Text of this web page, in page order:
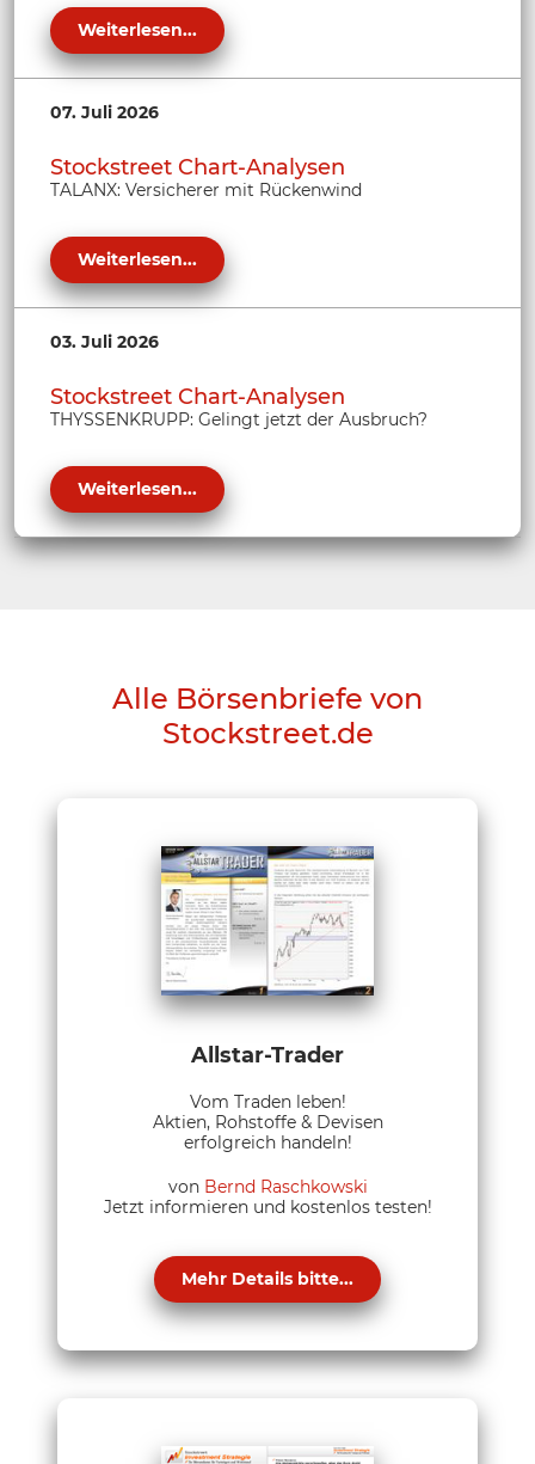
Weiterlesen...
07. Juli 2026
Stockstreet Chart-Analysen
TALANX: Versicherer mit Rückenwind
Weiterlesen...
03. Juli 2026
Stockstreet Chart-Analysen
THYSSENKRUPP: Gelingt jetzt der Ausbruch?
Weiterlesen...
Alle Börsenbriefe von
Stockstreet.de
Allstar-Trader
Vom Traden leben!
Aktien, Rohstoffe & Devisen
erfolgreich handeln!
von Bernd Raschkowski
Jetzt informieren und kostenlos testen!
Mehr Details bitte...